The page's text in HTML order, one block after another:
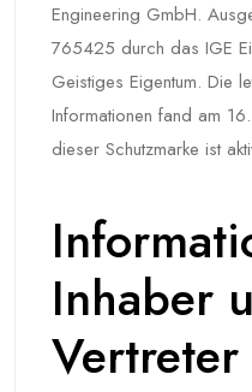
Engineering GmbH.
765425 durch das IGE
Geistiges Eigentum. Die
Informationen fand am
dieser Schutzmarke ist
Inhaber
Vertreter